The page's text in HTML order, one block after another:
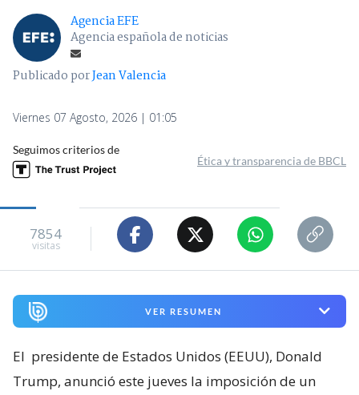
Agencia EFE
Agencia española de noticias
Publicado porJean Valencia
Viernes 07 Agosto, 2026 | 01:05
Seguimos criterios de
Ética y transparencia de BBCL
7854
visitas
VER RESUMEN
El presidente de Estados Unidos (EEUU), Donald
Trump, anunció este jueves la imposición de un